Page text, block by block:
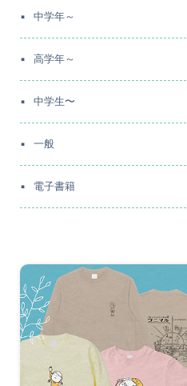
中学年～
高学年～
中学生〜
一般
電子書籍